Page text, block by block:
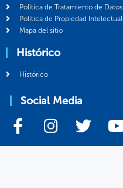
Política de Tratamiento de Datos
Política de Propiedad Intelectual
Mapa del sitio
Histórico
Histórico
Social Media